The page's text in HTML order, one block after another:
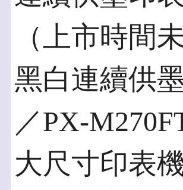
（上市時間
黑白連續供
／PX-
大尺寸印表